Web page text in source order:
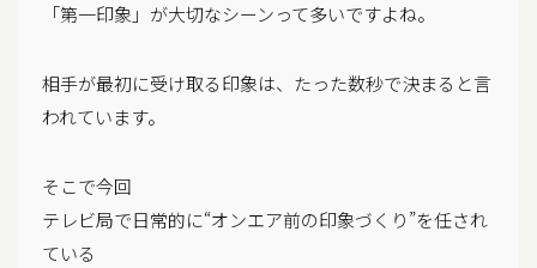
「第一印象」が大切なシーンって多いですよね。
相手が最初に受け取る印象は、たった数秒で決まると言
われています。
そこで今回
テレビ局で日常的に“オンエア前の印象づくり”を任され
ている